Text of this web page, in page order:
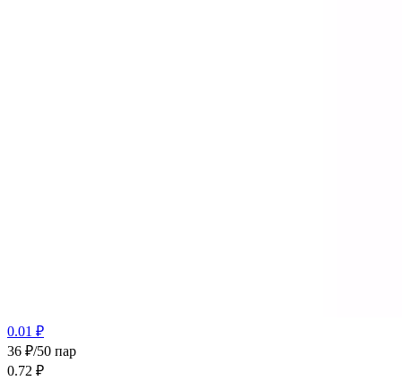
0.01 ₽
36 ₽/50 пар
0.72 ₽